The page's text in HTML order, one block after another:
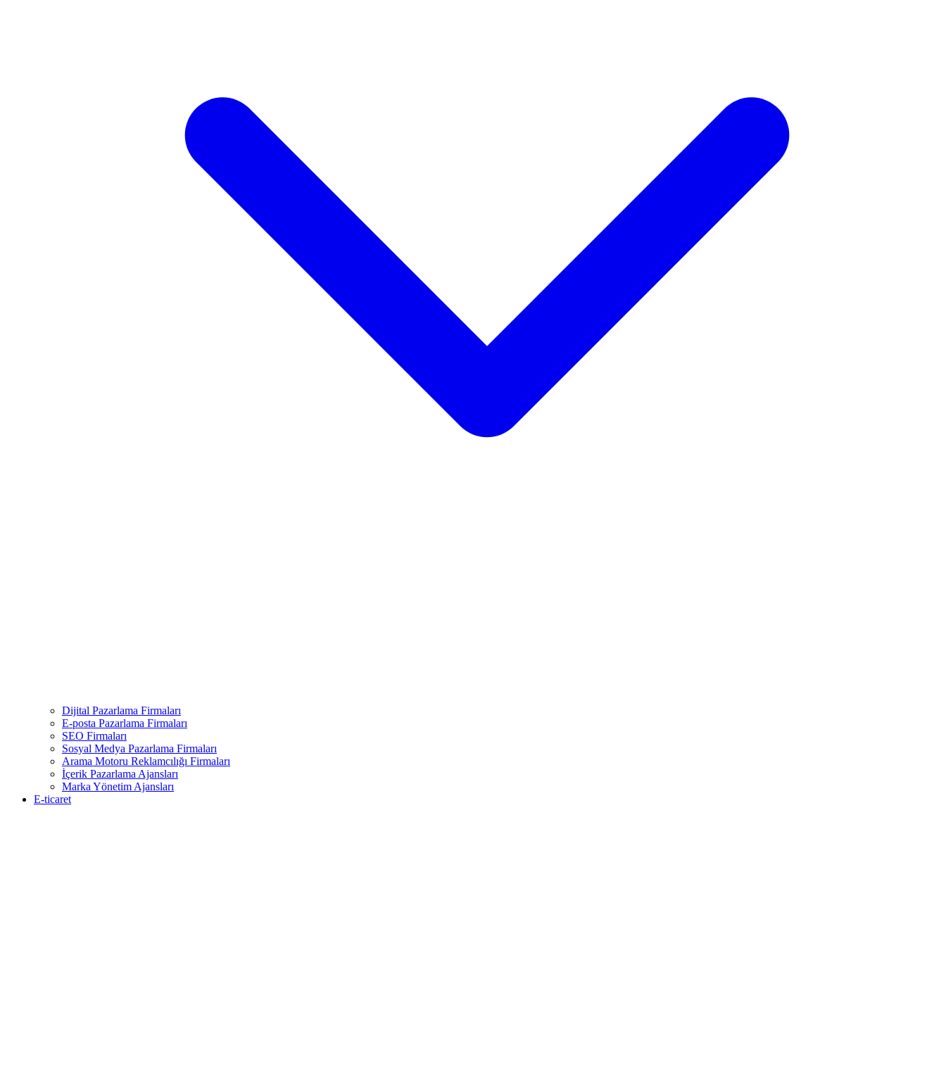
Dijital Pazarlama Firmaları
E-posta Pazarlama Firmaları
SEO Firmaları
Sosyal Medya Pazarlama Firmaları
Arama Motoru Reklamcılığı Firmaları
İçerik Pazarlama Ajansları
Marka Yönetim Ajansları
E-ticaret